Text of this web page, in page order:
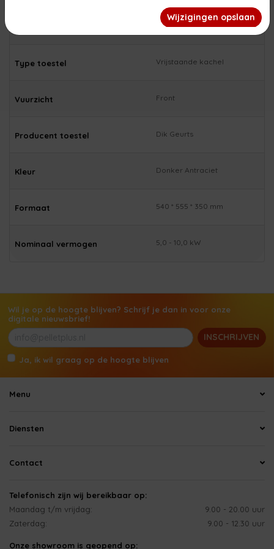
Houtkachel
Type toestel Vrijstaande kachel
Vuurzicht Front
Producent toestel Dik Geurts
Kleur Donker Antraciet
Formaat 540 * 555 * 350 mm
Nominaal vermogen 5,0 - 10,0 kW
Wil je op de hoogte blijven? Schrijf je dan in voor onze
digitale nieuwsbrief!
INSCHRIJVEN
Ja, ik wil graag op de hoogte blijven
Menu
Diensten
Contact
Telefonisch zijn wij bereikbaar op:
Maandag t/m vrijdag:
9.00 - 20.00 uur
Zaterdag:
9.00 - 12.30 uur
Onze showroom is geopend op:
afspraak geopend. Wij wensen jullie een fijne zomer!
Wijzigingen opslaan